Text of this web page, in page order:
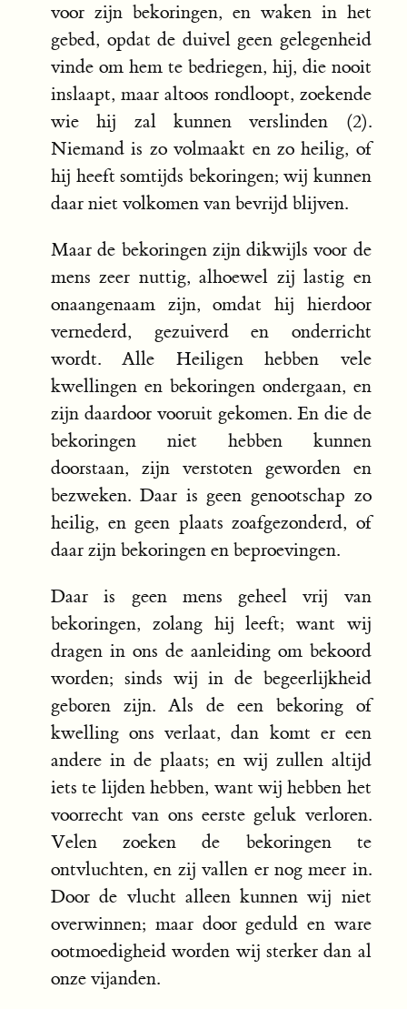
voor zijn bekoringen, en waken in het
gebed, opdat de duivel geen gelegenheid
vinde om hem te bedriegen, hij, die nooit
inslaapt, maar altoos rondloopt, zoekende
wie hij zal kunnen verslinden (2).
Niemand is zo volmaakt en zo heilig, of
hij heeft somtijds bekoringen; wij kunnen
daar niet volkomen van bevrijd blijven.
Maar de bekoringen zijn dikwijls voor de
mens zeer nuttig, alhoewel zij lastig en
onaangenaam zijn, omdat hij hierdoor
vernederd, gezuiverd en onderricht
wordt. Alle Heiligen hebben vele
kwellingen en bekoringen ondergaan, en
zijn daardoor vooruit gekomen. En die de
bekoringen niet hebben kunnen
doorstaan, zijn verstoten geworden en
bezweken. Daar is geen genootschap zo
heilig, en geen plaats zoafgezonderd, of
daar zijn bekoringen en beproevingen.
Daar is geen mens geheel vrij van
bekoringen, zolang hij leeft; want wij
dragen in ons de aanleiding om bekoord
worden; sinds wij in de begeerlijkheid
geboren zijn. Als de een bekoring of
kwelling ons verlaat, dan komt er een
andere in de plaats; en wij zullen altijd
iets te lijden hebben, want wij hebben het
voorrecht van ons eerste geluk verloren.
Velen zoeken de bekoringen te
ontvluchten, en zij vallen er nog meer in.
Door de vlucht alleen kunnen wij niet
overwinnen; maar door geduld en ware
ootmoedigheid worden wij sterker dan al
onze vijanden.